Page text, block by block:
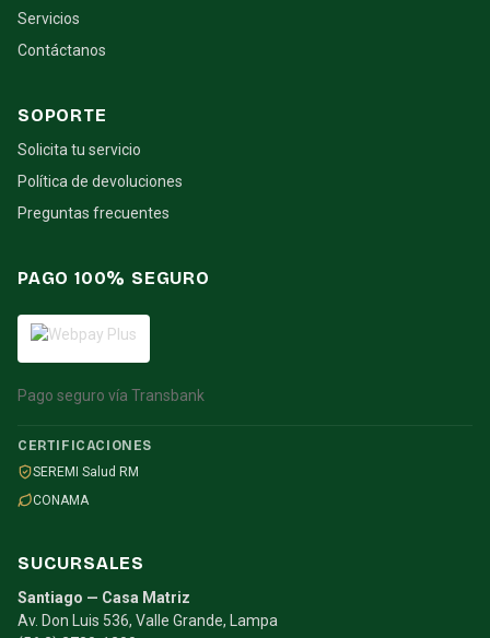
Servicios
Contáctanos
SOPORTE
Solicita tu servicio
Política de devoluciones
Preguntas frecuentes
PAGO 100% SEGURO
Pago seguro vía Transbank
CERTIFICACIONES
SEREMI Salud RM
CONAMA
SUCURSALES
Santiago — Casa Matriz
Av. Don Luis 536, Valle Grande, Lampa